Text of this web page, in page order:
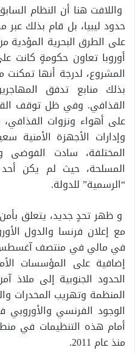
واللافت هنا أن النظام
حدود ليبيا، بل قام بذلك
على الطرق البحرية المؤدية
أوروبا تعاون حكومةٍ كانت
المشروع، لدرجة أنها
بذلك منابع تدفق
القذافي. وفي ظل توقف
على أهواء ونزوات
وإدارات الأجهزة الأمنية
المختلفة، سادت
المسلحة، حيث لم يكن
“الرسمية” للدولة.
و ظهر تحدٍ جديد، يتعلق بأمن
مع إعلان فرنسا والدول
إضافية على المؤسسات
الحدود الجنوبية إلى ملاذ
المنظمة وتهريب المخدرات
الوجود الفرنسي
أمام هذه التنظيمات في
منذ عام 2011.